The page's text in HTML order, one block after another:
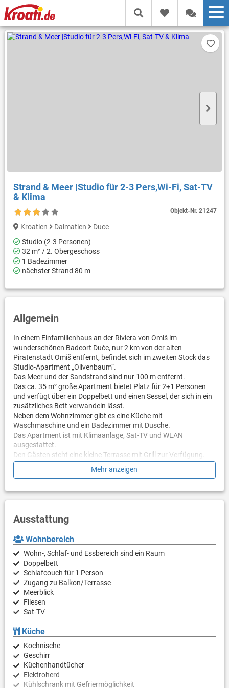
Strand & Meer |Studio für 2-3 Pers,Wi-Fi, Sat-TV
& Klima
Objekt-Nr.21247
Kroatien Dalmatien
Duce
Studio (2-3 Personen)
32 m² / 2. Obergeschoss
1 Badezimmer
nächster Strand 80 m
Allgemein
In einem Einfamilienhaus an der Riviera von Omiš im
wunderschönen Badeort Duće, nur 2 km von der alten
Piratenstadt Omiš entfernt, befindet sich im zweiten Stock das
Studio-Apartment „Olivenbaum“.
Das Meer und der Sandstrand sind nur 100 m entfernt.
Das ca. 35 m² große Apartment bietet Platz für 2+1 Personen
und verfügt über ein Doppelbett und einen Sessel, der sich in ein
zusätzliches Bett verwandeln lässt.
Neben dem Wohnzimmer gibt es eine Küche mit
Waschmaschine und ein Badezimmer mit Dusche.
Das Apartment ist mit Klimaanlage, Sat-TV und WLAN
ausgestattet.
Den Gästen steht eine kleine Terrasse mit Grill zur Verfügung.
Ein Garagenstellplatz ist für die Gäste reserviert.
Mehr anzeigen
Ausstattung
Wohnbereich
Wohn-, Schlaf- und Essbereich sind ein Raum
Doppelbett
Schlafcouch für 1 Person
Zugang zu Balkon/Terrasse
Meerblick
Fliesen
Sat-TV
Küche
Kochnische
Geschirr
Küchenhandtücher
Elektroherd
Kühlschrank mit Gefriermöglichkeit